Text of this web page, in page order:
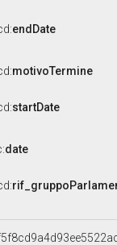
endDate
motivoTermine
startDate
date